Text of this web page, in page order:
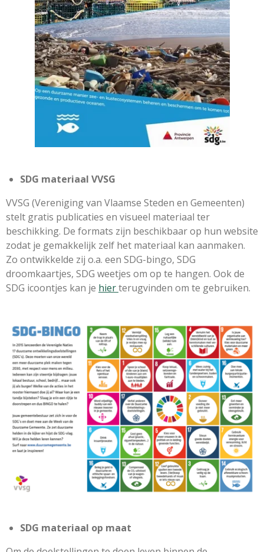
SDG materiaal VVSG
VVSG (Vereniging van Vlaamse Steden en Gemeenten)
stelt gratis publicaties en visueel materiaal ter
beschikking. De formats zijn beschikbaar op hun website
zodat je gemakkelijk zelf het materiaal kan aanmaken.
Zo ontwikkelde zij o.a. een SDG-bingo, SDG
droomkaartjes, SDG weetjes om op te hangen. Ook de
SDG icoontjes kan je hierterugvinden om te gebruiken.
SDG materiaal op maat